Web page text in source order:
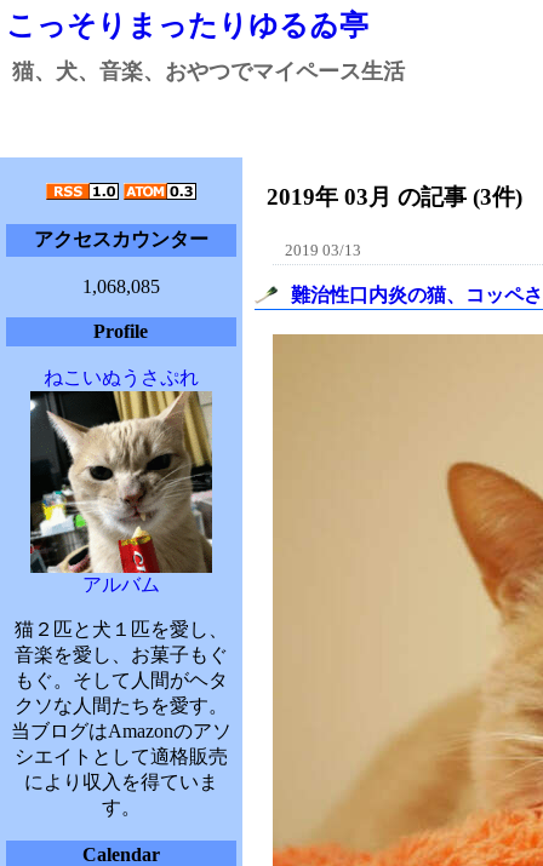
こっそりまったりゆるゐ亭
猫、犬、音楽、おやつでマイペース生活
アクセスカウンター
1,068,085
Profile
ねこいぬうさぷれ
アルバム
猫２匹と犬１匹を愛し、
音楽を愛し、お菓子もぐ
もぐ。そして人間がヘタ
クソな人間たちを愛す。
当ブログはAmazonのアソ
シエイトとして適格販売
により収入を得ていま
す。
Calendar
2019年 03月 の記事 (3件)
2019 03/13
難治性口内炎の猫、コッペ